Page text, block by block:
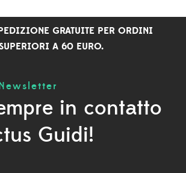
GRATUITE PER ORDINI
A 60 EURO.
in contatto
Guidi!